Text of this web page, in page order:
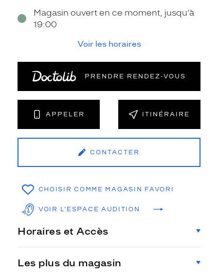
Magasin ouvert en ce moment, jusqu’à
19:00
Voir les horaires
PRENDRE RENDEZ‑VOUS
APPELER ITINÉRAIRE
CONTACTER
CHOISIR COMME MAGASIN FAVORI
VOIR L'ESPACE AUDITION
Horaires et Accès
Les plus du magasin